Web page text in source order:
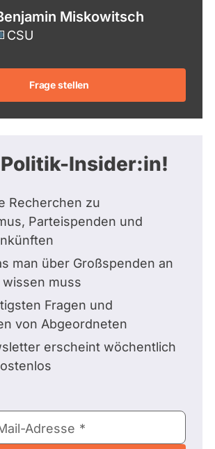
Miskowitsch
CSU
Frage stellen
Insider:in!
Recherchen zu
Parteispenden und
man über Großspenden an
wissen muss
Fragen und
von Abgeordneten
erscheint wöchentlich
Adresse